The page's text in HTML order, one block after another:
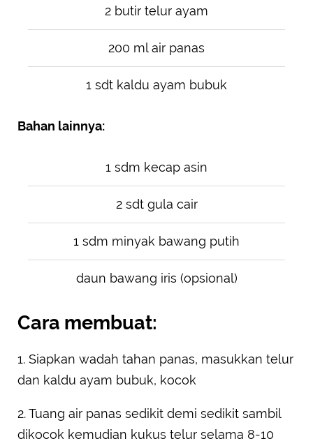
2 butir telur ayam
200 ml air panas
1 sdt kaldu ayam bubuk
Bahan lainnya:
1 sdm kecap asin
2 sdt gula cair
1 sdm minyak bawang putih
daun bawang iris (opsional)
Cara membuat:
1. Siapkan wadah tahan panas, masukkan telur
dan kaldu ayam bubuk, kocok
2. Tuang air panas sedikit demi sedikit sambil
dikocok kemudian kukus telur selama 8-10